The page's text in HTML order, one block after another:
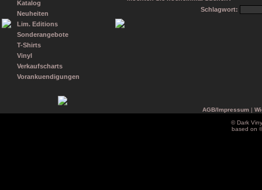
Katalog
Neuheiten
Lim. Editions
Sonderangebote
T-Shirts
Vinyl
Verkaufscharts
Vorankuendigungen
Schlagwort:
AGB/Impressum|
© Dark
based on